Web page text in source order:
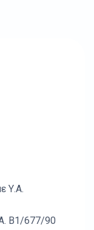
Υ.Α.
Β1/677/90